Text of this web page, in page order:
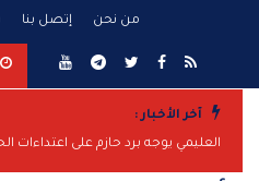
من نحن إتصل بنا
آخر الأخبار :
العليمي يوجه برد حازم على